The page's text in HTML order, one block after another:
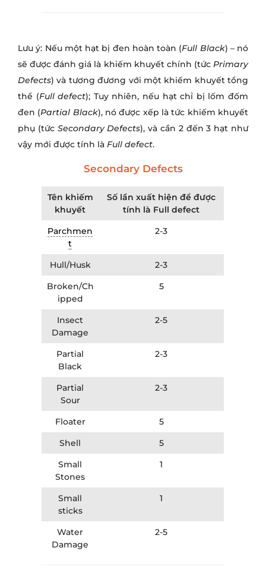
Lưu ý: Nếu một hạt bị đen hoàn toàn (Full Black) – nó
sẽ được đánh giá là khiếm khuyết chính (tức Primary
Defects) và tương đương với một khiếm khuyết tổng
thể (Full defect); Tuy nhiên, nếu hạt chỉ bị lốm đốm
đen (Partial Black), nó được xếp là tức khiếm khuyết
phụ (tức Secondary Defects), và cần 2 đến 3 hạt như
vậy mới được tính là Full defect.
Secondary Defects
Tên khiếm
khuyết
Số lần xuất hiện để được
tính là Full defect
Parchmen
t
2-3
Hull/Husk
2-3
Broken/Ch
ipped
5
Insect
Damage
2-5
Partial
Black
2-3
Partial
Sour
2-3
Floater
5
Shell
5
Small
Stones
1
Small
sticks
1
Water
Damage
2-5